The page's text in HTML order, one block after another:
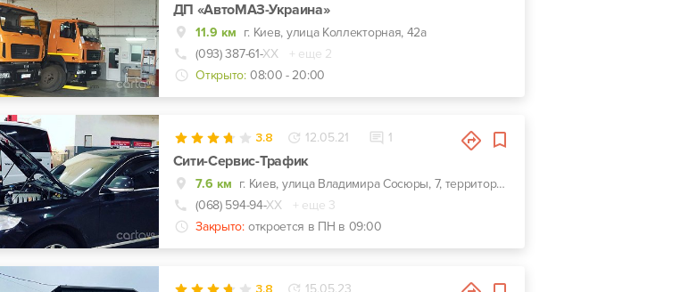
ДП «АвтоМАЗ-Украина»
11.9 км г. Киев, улица Коллекторная, 42а
(093) 387-61-ХХ
+ еще 2
Открыто: 08:00 - 20:00
3.8 12.05.21 1
Сити-Сервис-Трафик
7.6 км
г. Киев, улица Владимира Сосюры, 7, территория автошколы
(068) 594-94-ХХ
+ еще 3
Закрыто: откроется в ПН в 09:00
3.8 15.05.23